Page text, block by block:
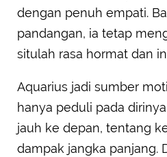
dengan penuh empati.
pandangan, ia tetap
situlah rasa hormat dan
Aquarius jadi sumber
hanya peduli pada
jauh ke depan, tentang
dampak jangka panjang.